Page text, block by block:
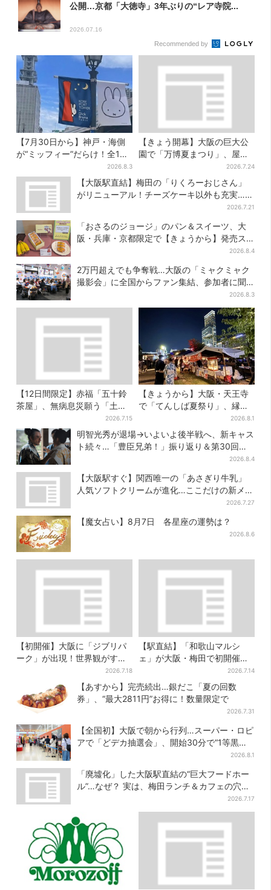
公開…京都「大徳寺」3年ぶりの“レア寺院...
2026.07.16
Recommended by
【7月30日から】神戸・海側
が“ミッフィー”だらけ！全16
施設でパン、スイーツ、ナイ
トマーケットも
2026.8.3
【きょう開幕】大阪の巨大公
園で「万博夏まつり」、屋台
グルメ＆幻想的イルミネーシ
ョン…計27日間開催
2026.7.24
【大阪駅直結】梅田の「りくろーおじさん」
がリニューアル！チーズケーキ以外も充実…並
2026.7.21
「おさるのジョージ」のパン＆スイーツ、大
阪・兵庫・京都限定で【きょうから】発売ス
2026.8.4
2万円超えでも争奪戦…大阪の「ミャクミャク
撮影会」に全国からファン集結、参加者に聞
2026.8.3
【12日間限定】赤福「五十鈴
茶屋」、無病息災願う「土用
さわ餅」販売スタート 関西8
カ所でも買える
2026.7.15
【きょうから】大阪・天王寺
で「てんしば夏祭り」、縁日
や盆踊り…涼しいスプラッシ
ュタイムも！2日間だけ
2026.8.1
明智光秀が退場→いよいよ後半戦へ、新キャス
ト続々…「豊臣兄弟！」振り返り＆第30回あ
2026.8.4
【大阪駅すぐ】関西唯一の「あさぎり牛乳」
人気ソフトクリームが進化…ここだけの新メニ
2026.7.27
【魔女占い】8月7日 各星座の運勢は？
2026.8.6
【初開催】大阪に「ジブリパ
ーク」が出現！世界観がすご
い…細かな仕掛け＆巨大フォ
トスポットに注目
2026.7.18
【駅直結】「和歌山マルシ
ェ」が大阪・梅田で初開催！
桃・シャインマスカット・巨
峰がずらり
2026.7.14
【あすから】完売続出…銀だこ「夏の回数
券」、“最大2811円”お得に！数量限定で
2026.7.31
【全国初】大阪で朝から行列…スーパー・ロピ
アで「どデカ抽選会」、開始30分で“1等黒毛
2026.8.1
「廃墟化」した大阪駅直結の“巨大フードホー
ル”…なぜ？ 実は、梅田ランチ＆カフェの穴場
2026.7.17